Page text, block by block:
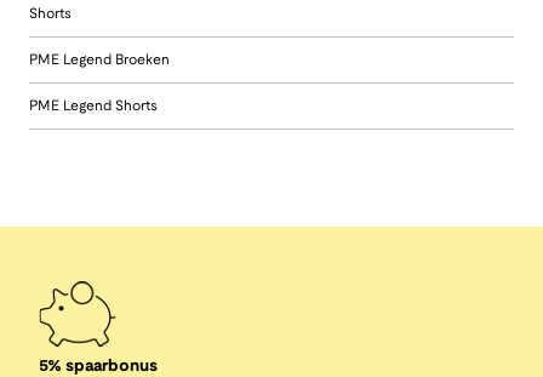
Shorts
PME Legend Broeken
PME Legend Shorts
5% spaarbonus